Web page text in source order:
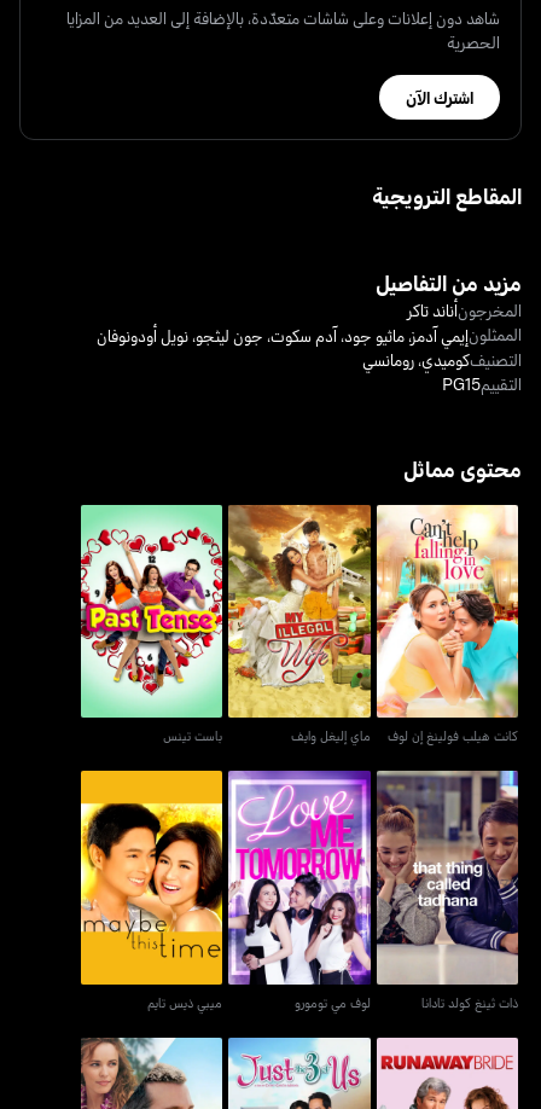
شاهد دون إعلانات وعلى شاشات متعدّدة، بالإضافة إلى العديد من المزايا
الحصرية
اشترك الآن
المقاطع الترويجية
مزيد من التفاصيل
المخرجونأناند تاكر
الممثلونإيمي آدمز،ماثيو جود،آدم سكوت، جون ليثجو،نويل أودونوفان
التصنيفكوميدي،رومانسي
التقييمPG15
محتوى مماثل
كانت هيلب فولينغ إن لوف
كانت هيلب فولينغ إن لوف
ماي إليغل وايف
ماي إليغل وايف
باست تينس
باست تينس
ذات ثينغ كولد تادانا
ذات ثينغ كولد تادانا
لوف مي تومورو
لوف مي تومورو
ميبي ذيس تايم
ميبي ذيس تايم